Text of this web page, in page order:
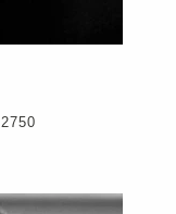
2750